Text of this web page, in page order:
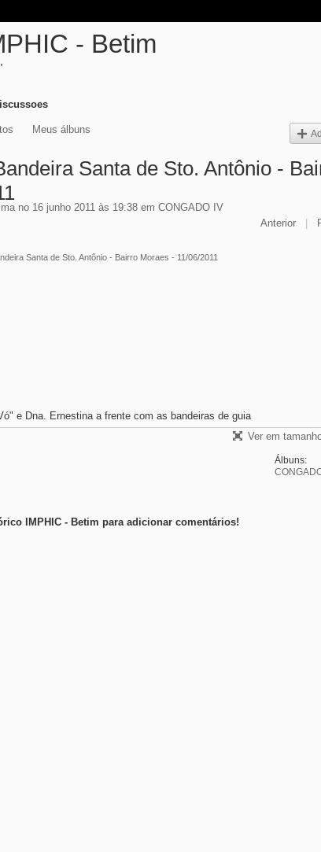
- Betim
Meus álbuns
Santa de Sto. Antônio -
no 16 junho 2011 às 19:38 em CONGADO IV
Anterior
e Dna. Ernestina a frente com as bandeiras de guia
Ver em
Álbuns:
IMPHIC - Betim para adicionar comentários!